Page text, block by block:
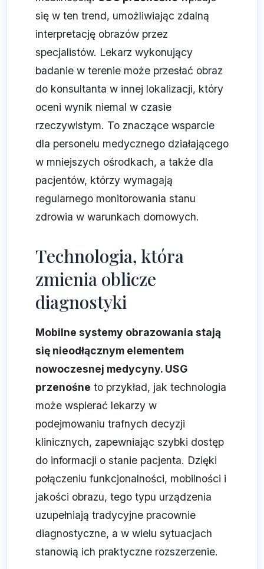
się w ten trend, umożliwiając zdalną
interpretację obrazów przez
specjalistów. Lekarz wykonujący
badanie w terenie może przesłać obraz
do konsultanta w innej lokalizacji, który
oceni wynik niemal w czasie
rzeczywistym. To znaczące wsparcie
dla personelu medycznego działającego
w mniejszych ośrodkach, a także dla
pacjentów, którzy wymagają
regularnego monitorowania stanu
zdrowia w warunkach domowych.
Technologia, która
zmienia oblicze
diagnostyki
Mobilne systemy obrazowania stają
się nieodłącznym elementem
nowoczesnej medycyny. USG
przenośne to przykład, jak technologia
może wspierać lekarzy w
podejmowaniu trafnych decyzji
klinicznych, zapewniając szybki dostęp
do informacji o stanie pacjenta. Dzięki
połączeniu funkcjonalności, mobilności i
jakości obrazu, tego typu urządzenia
uzupełniają tradycyjne pracownie
diagnostyczne, a w wielu sytuacjach
stanowią ich praktyczne rozszerzenie.